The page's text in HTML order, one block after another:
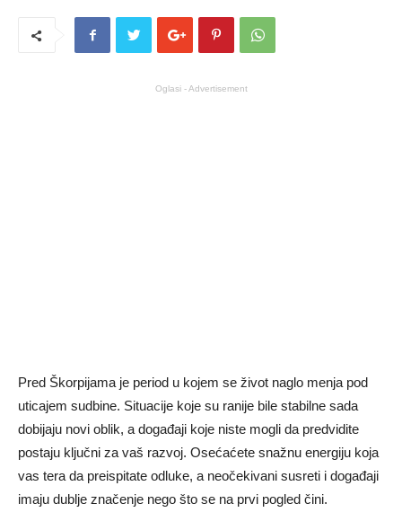
Oglasi - Advertisement
Pred Škorpijama je period u kojem se život naglo menja pod
uticajem sudbine. Situacije koje su ranije bile stabilne sada
dobijaju novi oblik, a događaji koje niste mogli da predvidite
postaju ključni za vaš razvoj. Osećaćete snažnu energiju koja
vas tera da preispitate odluke, a neočekivani susreti i događaji
imaju dublje značenje nego što se na prvi pogled čini.